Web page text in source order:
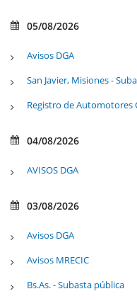
05/08/2026
Avisos DGA
San Javier, Misiones -
Registro de Automotores
04/08/2026
AVISOS DGA
03/08/2026
Avisos DGA
Avisos MRECIC
Bs.As. - Subasta pública